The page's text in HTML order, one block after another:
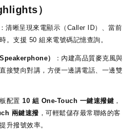
）
：清晰呈現來電顯示（Caller ID）、當前
。支援 50 組來電號碼記憶查詢。
）
：內建高品質麥克風與
接雙向對講，方便一邊講電話、一邊雙
配置 10 組 One-Touch 一鍵速撥鍵 ，
兩鍵速撥 ，可輕鬆儲存最常聯絡的客
升撥號效率。